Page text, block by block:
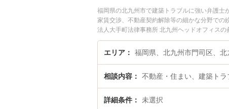
福岡県の北九州市で建築トラブルに強い弁護
家賃交渉、不動産契約解除等の細かな分野での
法人大手町法律事務所 北九州ヘッドオフィス
ルのトラブルを今すぐに弁護士に相談したい
内の弁護士に相談予約したい』などでお困り
エリア
相談内容 不動産・住まい、建築トラ
詳細条件 未選択